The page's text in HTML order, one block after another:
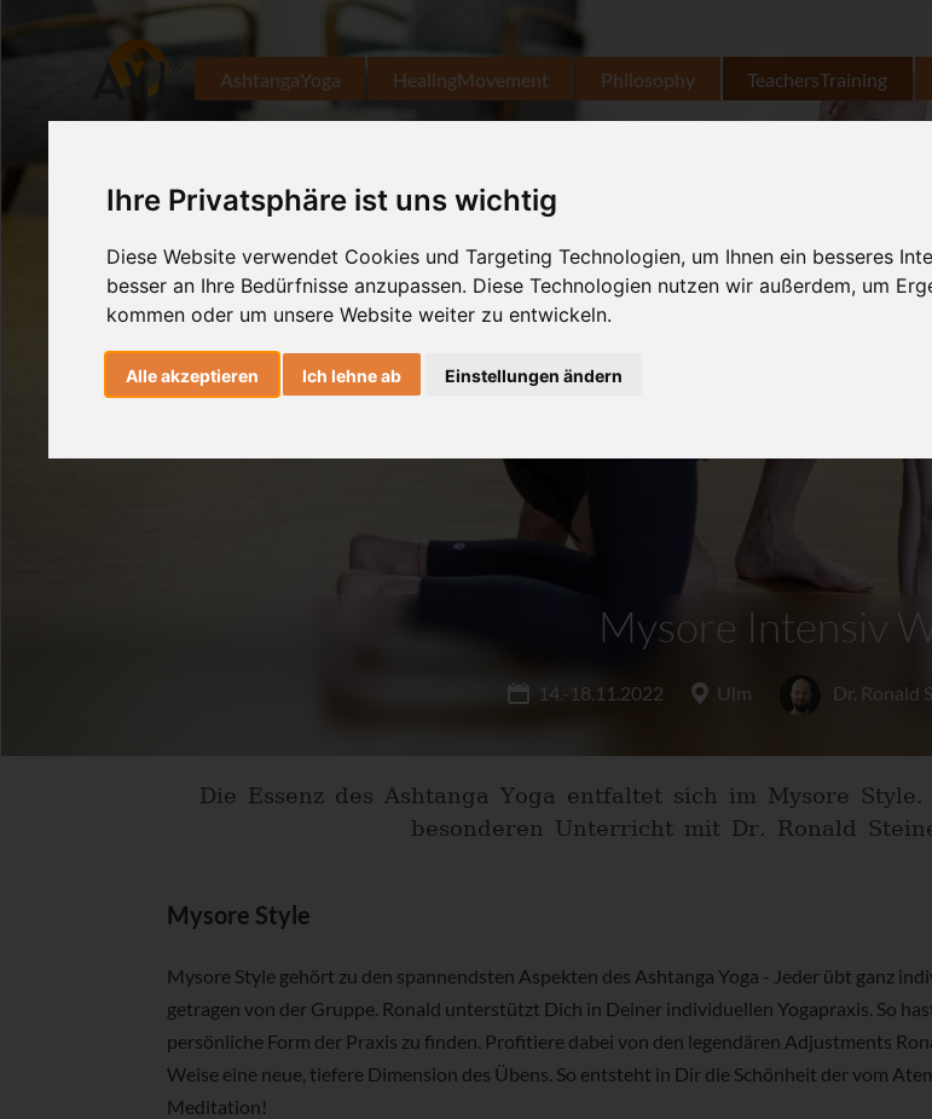
Ihre Privatsphäre ist uns wichtig
Diese Website verwendet Cookies und Targeting Technologien, um Ihnen ein besseres
besser an Ihre Bedürfnisse anzupassen. Diese Technologien nutzen wir außerdem, um
kommen oder um unsere Website weiter zu entwickeln.
Alle akzeptieren Ich lehne ab Einstellungen ändern
AshtangaYoga HealingMovement Philosophy TeachersTraining
Mysore Intensiv
14.-18.11.2022 Ulm Dr. Ronald
Die Essenz des Ashtanga Yoga entfaltet sich im Mysore
besonderen Unterricht mit Dr. Ronald
Mysore Style
Mysore Style gehört zu den spannendsten Aspekten des Ashtanga Yoga - Jeder übt ganz
getragen von der Gruppe. Ronald unterstützt Dich in Deiner individuellen Yogapraxis. So
persönliche Form der Praxis zu finden. Profitiere dabei von den legendären Adjustments
Weise eine neue, tiefere Dimension des Übens. So entsteht in Dir die Schönheit der vom
Meditation!